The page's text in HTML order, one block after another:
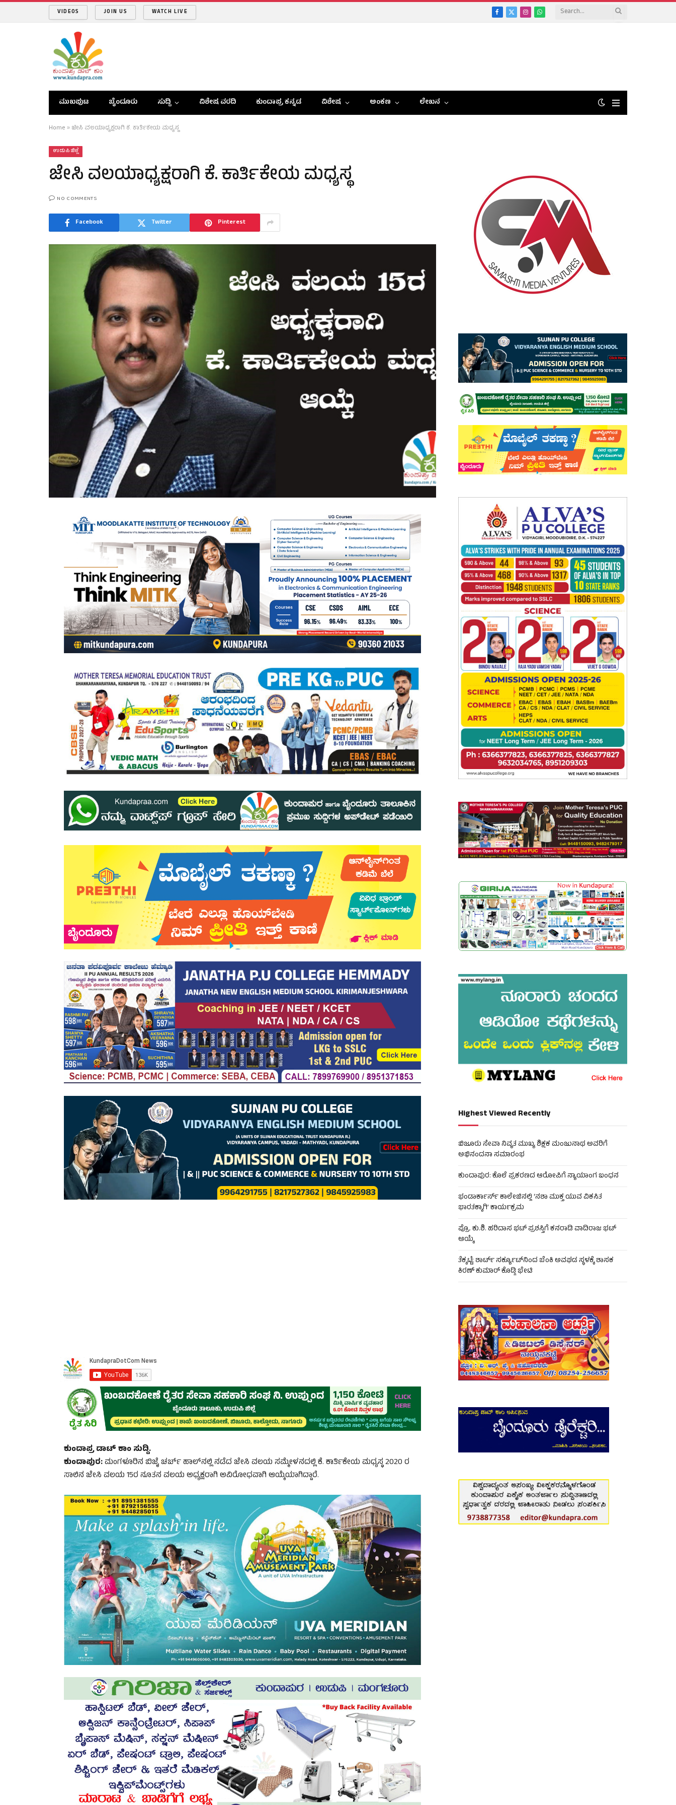
VIDEOS JOIN US WATCH LIVE Facebook
X
InstagramWhatsApp
ಮುಖಪುಟ ಬೈಂದೂರು ಸುದ್ದಿ ವಿಶೇಷ ವರದಿ ಕುಂದಾಪ್ರ ಕನ್ನಡ ವಿಶೇಷ ಅಂಕಣ ಲೇಖನ
Home » ಜೇಸಿ ವಲಯಾಧ್ಯಕ್ಷರಾಗಿ ಕೆ. ಕಾರ್ತಿಕೇಯ ಮಧ್ಯಸ್ಥ
ಉಡುಪಿ ಜಿಲ್ಲೆ
ಜೇಸಿ ವಲಯಾಧ್ಯಕ್ಷರಾಗಿ ಕೆ. ಕಾರ್ತಿಕೇಯ ಮಧ್ಯಸ್ಥ
NO COMMENTS
Facebook Twitter Pinterest
ಕುಂದಾಪ್ರ ಡಾಟ್ ಕಾಂ ಸುದ್ದಿ.
ಕುಂದಾಪುರ:ಮಂಗಳೂರಿನ ಬಿಜೈ ಚರ್ಚ್ ಹಾಲ್‌ನಲ್ಲಿ ನಡೆದ ಜೇಸಿ ವಲಯ ಸಮ್ಮೇಳನದಲ್ಲಿ ಕೆ. ಕಾರ್ತಿಕೇಯ ಮಧ್ಯಸ್ಥ 2020 ರ
ಸಾಲಿನ ಜೇಸಿ ವಲಯ 15ರ ನೂತನ ವಲಯ ಅಧ್ಯಕ್ಷರಾಗಿ ಅವಿರೋಧವಾಗಿ ಆಯ್ಕೆಯಾಗಿದ್ದಾರೆ.
Highest Viewed Recently
ಬಿಜೂರು ಸೇವಾ ನಿವೃತ ಮುಖ್ಯ ಶಿಕ್ಷಕ ಮಂಜುನಾಥ ಅವರಿಗೆ
ಅಭಿನಂದನಾ ಸಮಾರಂಭ
ಕುಂದಾಪುರ: ಕೊಲೆ ಪ್ರಕರಣದ ಆರೋಪಿಗೆ ನ್ಯಾಯಾಂಗ ಬಂಧನ
ಭಂಡಾರ್ಕಾರ್ಸ್ ಕಾಲೇಜಿನಲ್ಲಿ ‘ನಶಾ ಮುಕ್ತ ಯುವ ವಿಕಸಿತ
ಭಾರತಕ್ಕಾಗಿ’ ಕಾರ್ಯಕ್ರಮ
ಪ್ರೊ. ಕು.ಶಿ. ಹರಿದಾಸ ಭಟ್ ಪ್ರಶಸ್ತಿಗೆ ಕನರಾಡಿ ವಾದಿರಾಜ ಭಟ್
ಆಯ್ಕೆ
ತೆಕ್ಕಟ್ಟೆ: ಶಾರ್ಟ್ ಸರ್ಕ್ಯೂಟ್‌ನಿಂದ ಬೆಂಕಿ ಅವಘಡ ಸ್ಥಳಕ್ಕೆ ಶಾಸಕ
ಕಿರಣ್ ಕುಮಾರ್ ಕೊಡ್ಗಿ ಭೇಟಿ